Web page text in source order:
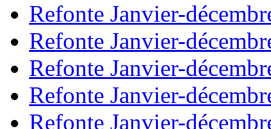
Refonte Janvier-
Refonte Janvier-
Refonte Janvier-
Refonte Janvier-
Refonte Janvier-